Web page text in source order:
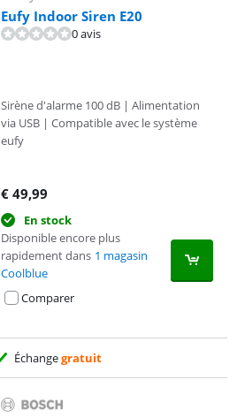
Eufy Indoor Siren E20
0 avis
Sirène d'alarme 100 dB | Alimentation
via USB | Compatible avec le système
eufy
€ 49,99
En stock
Disponible encore plus
rapidement dans 1 magasin
Coolblue
Comparer
Échangegratuit